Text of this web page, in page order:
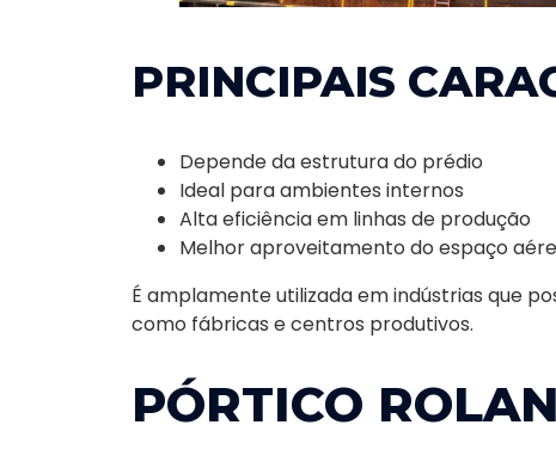
PRINCIPAIS
Depende da estrutura do prédio
Ideal para ambientes internos
Alta eficiência em linhas de produção
Melhor aproveitamento do espaço
É amplamente utilizada em indústrias que
como fábricas e centros produtivos.
PÓRTICO